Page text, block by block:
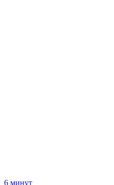
6 минут